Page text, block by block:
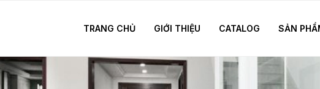
TRANG CHỦ GIỚI THIỆU CATALOG SẢN